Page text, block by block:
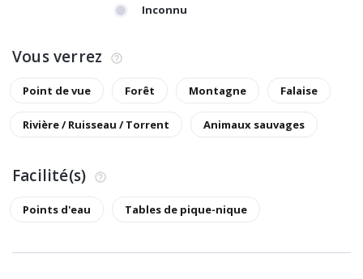
Inconnu
Vous verrez
Point de vue Forêt Montagne Falaise
Rivière / Ruisseau / Torrent Animaux sauvages
Facilité(s)
Points d'eau Tables de pique-nique